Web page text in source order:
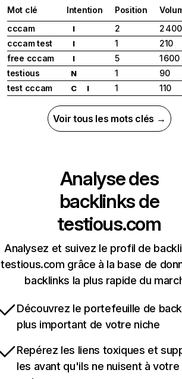
Mot clé Intention Position
cccam
I 2
2 400
cccam test
I 1
210
free cccam
I 5
1 600
testious
N 1
90
test cccam
C I 1 110
Voir tous les mots clés →
Analyse des
backlinks de
testious.com
Analysez et suivez le profil de
testious.com grâce à la base de
backlinks la plus rapide du
Découvrez le portefeuille de
plus important de votre niche
Repérez les liens toxiques et
les avant qu'ils ne nuisent à